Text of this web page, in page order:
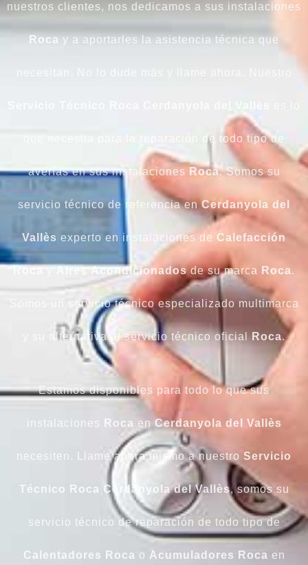
nuestros clientes, nos dedicamos a sus instalaciones
Roca y a aportarles la asistencia técnica que
que necesita para la reparación de todo tipo de
averías en sus instalaciones Roca. Somos su
servicio técnico de referencia enCerdanyola del
Vallès experto en instalaciones de Calefacción
Roca y Aires Acondicionadosde su marca Roca.
Somos un servicio técnico especializado multimarca
y su alternativa al servicio técnico oficial Roca.
Estamos disponibles para todo lo que sus
instalaciones Roca en Cerdanyola del Vallès
necesiten. Llame ahora mismo a nuestro Servicio
Técnico Roca Cerdanyola del Vallès, somos su
servicio técnico de reparación de todo tipo de
Calentadores Roca o Acumuladores Roca en